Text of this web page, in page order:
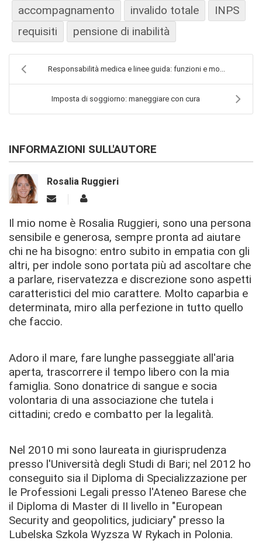
accompagnamento
invalido totale
INPS
requisiti
pensione di inabilità
Responsabilità medica e linee guida: funzioni e mo...
Imposta di soggiorno: maneggiare con cura
INFORMAZIONI SULL'AUTORE
Rosalia Ruggieri
Il mio nome è Rosalia Ruggieri, sono una persona
sensibile e generosa, sempre pronta ad aiutare
chi ne ha bisogno: entro subito in empatia con gli
altri, per indole sono portata più ad ascoltare che
a parlare, riservatezza e discrezione sono aspetti
caratteristici del mio carattere. Molto caparbia e
determinata, miro alla perfezione in tutto quello
che faccio.
Adoro il mare, fare lunghe passeggiate all'aria
aperta, trascorrere il tempo libero con la mia
famiglia. Sono donatrice di sangue e socia
volontaria di una associazione che tutela i
cittadini; credo e combatto per la legalità.
Nel 2010 mi sono laureata in giurisprudenza
presso l'Università degli Studi di Bari; nel 2012 ho
conseguito sia il Diploma di Specializzazione per
le Professioni Legali presso l'Ateneo Barese che
il Diploma di Master di II livello in "European
Security and geopolitics, judiciary" presso la
Lubelska Szkola Wyzsza W Rykach in Polonia.